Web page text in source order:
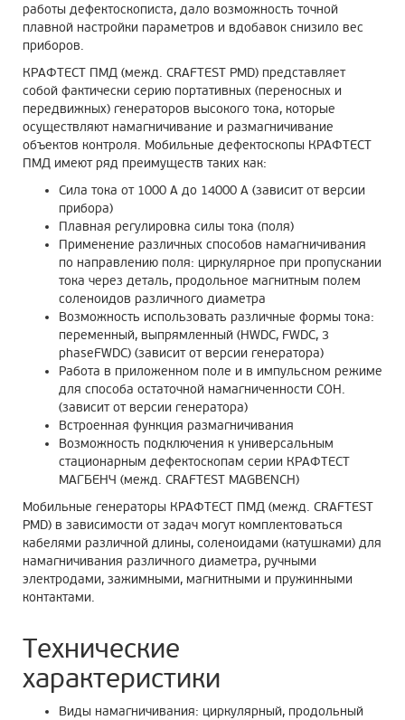
работы дефектоскописта, дало возможность точной
плавной настройки параметров и вдобавок снизило вес
приборов.
КРАФТЕСТ ПМД (межд. CRAFTEST PMD) представляет
собой фактически серию портативных (переносных и
передвижных) генераторов высокого тока, которые
осуществляют намагничивание и размагничивание
объектов контроля. Мобильные дефектоскопы КРАФТЕСТ
ПМД имеют ряд преимуществ таких как:
Сила тока от 1000 A до 14000 А (зависит от версии
прибора)
Плавная регулировка силы тока (поля)
Применение различных способов намагничивания
по направлению поля: циркулярное при пропускании
тока через деталь, продольное магнитным полем
соленоидов различного диаметра
Возможность использовать различные формы тока:
переменный, выпрямленный (HWDC, FWDC, 3
phaseFWDC) (зависит от версии генератора)
Работа в приложенном поле и в импульсном режиме
для способа остаточной намагниченности СОН.
(зависит от версии генератора)
Встроенная функция размагничивания
Возможность подключения к универсальным
стационарным дефектоскопам серии КРАФТЕСТ
МАГБЕНЧ (межд. CRAFTEST MAGBENCH)
Мобильные генераторы КРАФТЕСТ ПМД (межд. CRAFTEST
PMD) в зависимости от задач могут комплектоваться
кабелями различной длины, соленоидами (катушками) для
намагничивания различного диаметра, ручными
электродами, зажимными, магнитными и пружинными
контактами.
Технические
характеристики
Виды намагничивания: циркулярный, продольный